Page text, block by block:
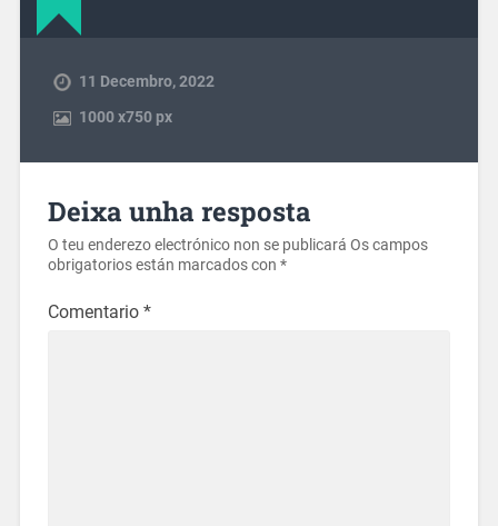
11 Decembro, 2022
1000x750 px
Deixa unha resposta
O teu enderezo electrónico non se publicará Os campos
obrigatorios están marcados con *
Comentario *